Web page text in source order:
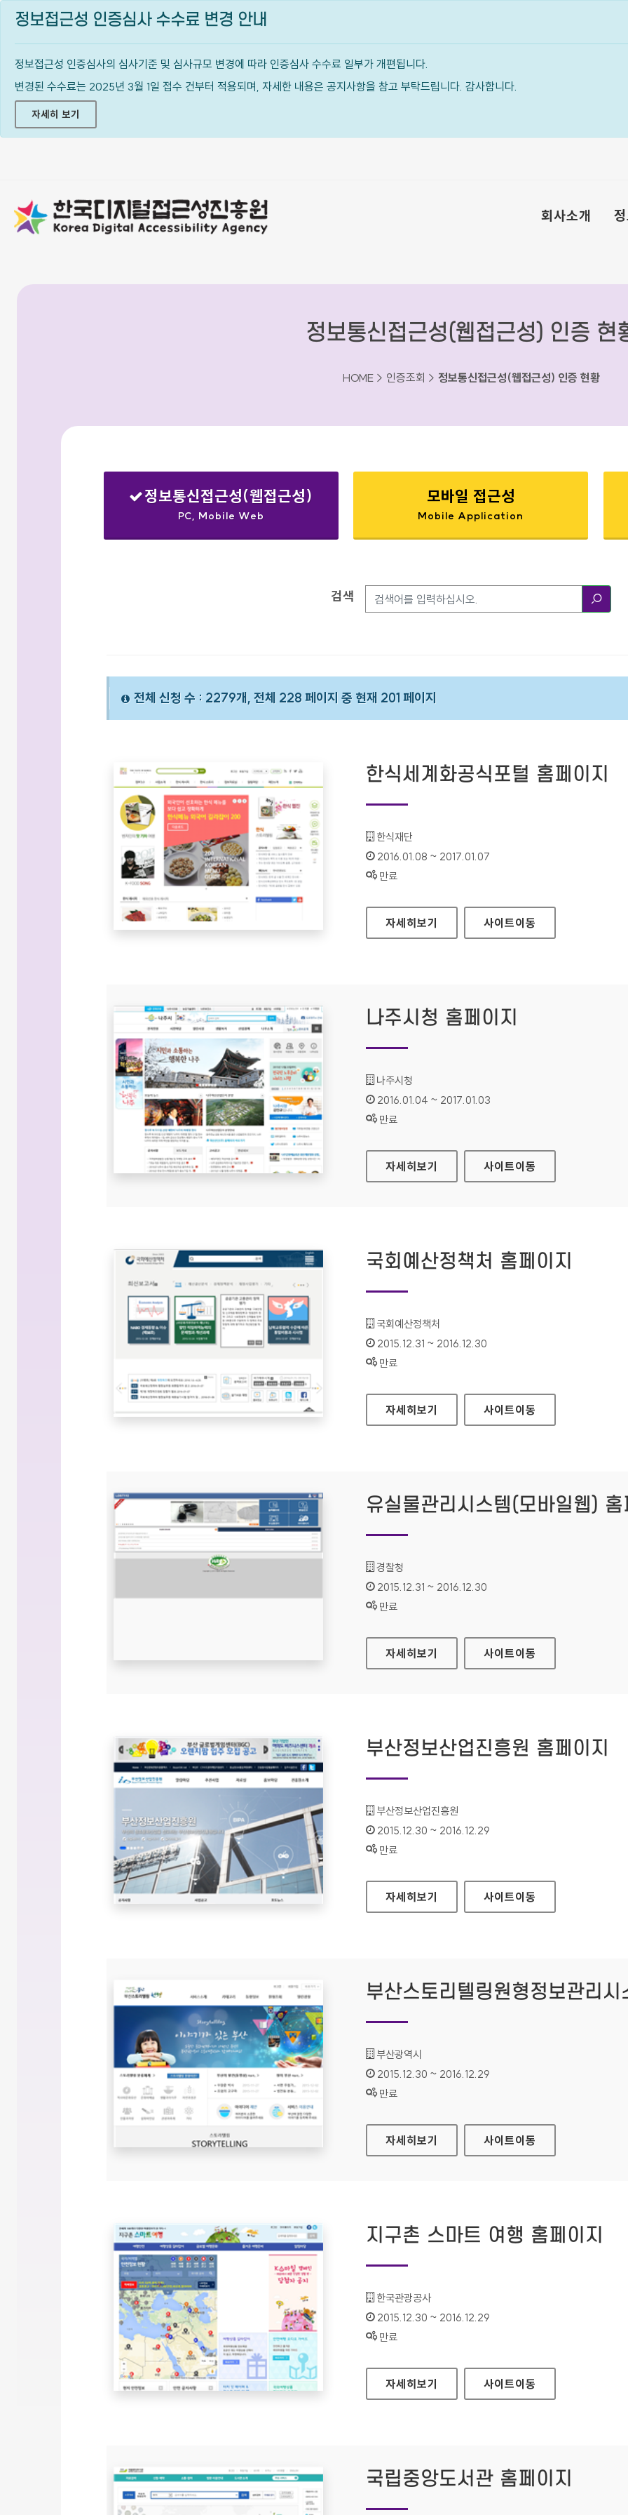
정보접근성 인증심사 수수료 변경 안내
정보접근성 인증심사의 심사기준 및 심사규모 변경에 따라 인증심사 수수료 일부가 개편됩니다.
변경된 수수료는 2025년 3월 1일 접수 건부터 적용되며, 자세한 내용은 공지사항을 참고 부탁드립니다. 감사합니다.
자세히 보기
회사소개
정보통신접근성(웹접근성) 인증 현
HOME > 인증조회 > 정보통신접근성(웹접근성) 인증 현황
정보통신접근성(웹접근성)
PC, Mobile Web
모바일 접근성
Mobile Application
검색
전체 신청 수 : 2279개, 전체 228 페이지 중 현재 201 페이지
한식세계화공식포털 홈페이지
기관명 :
한식재단
인증기간 :
2016.01.08 ~ 2017.01.07
상태 :
만료
한식세계화공식포털 홈페이지
자세히보기 사이트이동
나주시청 홈페이지
기관명 :
나주시청
인증기간 :
2016.01.04 ~ 2017.01.03
상태 :
만료
나주시청 홈페이지
자세히보기 사이트이동
국회예산정책처 홈페이지
기관명 :
국회예산정책처
인증기간 :
2015.12.31 ~ 2016.12.30
상태 :
만료
국회예산정책처 홈페이지
자세히보기 사이트이동
유실물관리시스템(모바일웹) 홈
기관명 :
경찰청
인증기간 :
2015.12.31 ~ 2016.12.30
상태 :
만료
유실물관리시스템(모바일웹) 홈페이지
자세히보기 사이트이동
부산정보산업진흥원 홈페이지
기관명 :
부산정보산업진흥원
인증기간 :
2015.12.30 ~ 2016.12.29
상태 :
만료
부산정보산업진흥원 홈페이지
자세히보기 사이트이동
부산스토리텔링원형정보관리
기관명 :
부산광역시
인증기간 :
2015.12.30 ~ 2016.12.29
상태 :
만료
부산스토리텔링원형정보관리시스템 홈페이지
자세히보기 사이트이동
지구촌 스마트 여행 홈페이지
기관명 :
한국관광공사
인증기간 :
2015.12.30 ~ 2016.12.29
상태 :
만료
지구촌 스마트 여행 홈페이지
자세히보기 사이트이동
국립중앙도서관 홈페이지